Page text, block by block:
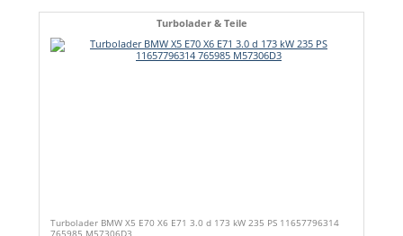
Turbolader & Teile
Turbolader BMW X5 E70 X6 E71 3.0 d 173 kW 235 PS 11657796314
765985 M57306D3